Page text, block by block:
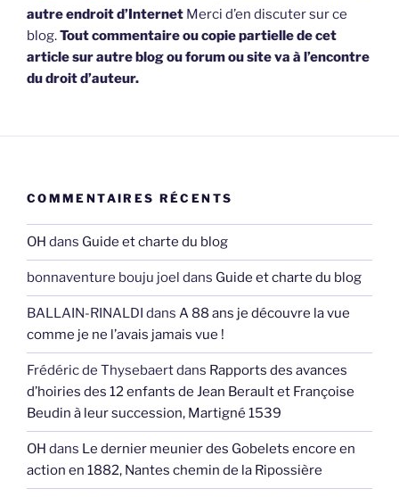
autre endroit d’Internet Merci d’en discuter sur ce
blog.Tout commentaire ou copie partielle de cet
article sur autre blog ou forum ou site va à l’encontre
du droit d’auteur.
COMMENTAIRES RÉCENTS
OH dans Guide et charte du blog
bonnaventure bouju joel dans Guide et charte du blog
BALLAIN-RINALDI dans A 88 ans je découvre la vue
comme je ne l’avais jamais vue !
Frédéric de Thysebaertdans Rapports des avances
d’hoiries des 12 enfants de Jean Berault et Françoise
Beudin à leur succession, Martigné 1539
OH dans Le dernier meunier des Gobelets encore en
action en 1882, Nantes chemin de la Ripossière